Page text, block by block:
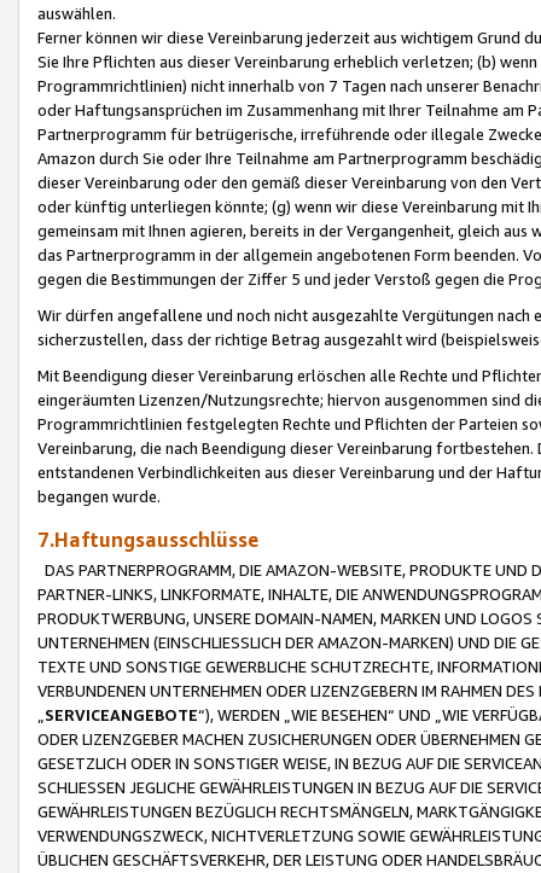
auswählen.
Ferner können wir diese Vereinbarung jederzeit aus wichtigem Grund
Sie Ihre Pflichten aus dieser Vereinbarung erheblich verletzen; (b)
Programmrichtlinien) nicht innerhalb von 7 Tagen nach unserer
oder Haftungsansprüchen im Zusammenhang mit Ihrer Teilnahme am
Partnerprogramm für betrügerische, irreführende oder illegale
Amazon durch Sie oder Ihre Teilnahme am Partnerprogramm
dieser Vereinbarung oder den gemäß dieser Vereinbarung von den
oder künftig unterliegen könnte; (g) wenn wir diese Vereinbarung mit
gemeinsam mit Ihnen agieren, bereits in der Vergangenheit, gleich
das Partnerprogramm in der allgemein angebotenen Form beenden.
gegen die Bestimmungen der Ziffer 5 und jeder Verstoß gegen die
Wir dürfen angefallene und noch nicht ausgezahlte Vergütungen
sicherzustellen, dass der richtige Betrag ausgezahlt wird
Mit Beendigung dieser Vereinbarung erlöschen alle Rechte und
eingeräumten Lizenzen/Nutzungsrechte; hiervon ausgenommen sind
Programmrichtlinien festgelegten Rechte und Pflichten der Parteien
Vereinbarung, die nach Beendigung dieser Vereinbarung
entstandenen Verbindlichkeiten aus dieser Vereinbarung und der
begangen wurde.
7.Haftungsausschlüsse
DAS PARTNERPROGRAMM, DIE AMAZON-WEBSITE, PRODUKTE UND
PARTNER-LINKS, LINKFORMATE, INHALTE, DIE
PRODUKTWERBUNG, UNSERE DOMAIN-NAMEN, MARKEN UND
UNTERNEHMEN (EINSCHLIESSLICH DER AMAZON-MARKEN) UND DIE
TEXTE UND SONSTIGE GEWERBLICHE SCHUTZRECHTE,
VERBUNDENEN UNTERNEHMEN ODER LIZENZGEBERN IM RAHMEN
SERVICEANGEBOTE“), WERDEN „WIE BESEHEN“ UND „WIE
ODER LIZENZGEBER MACHEN ZUSICHERUNGEN ODER ÜBERNEHMEN
GESETZLICH ODER IN SONSTIGER WEISE, IN BEZUG AUF DIE
SCHLIESSEN JEGLICHE GEWÄHRLEISTUNGEN IN BEZUG AUF DIE
GEWÄHRLEISTUNGEN BEZÜGLICH RECHTSMÄNGELN,
VERWENDUNGSZWECK, NICHTVERLETZUNG SOWIE
ÜBLICHEN GESCHÄFTSVERKEHR, DER LEISTUNG ODER